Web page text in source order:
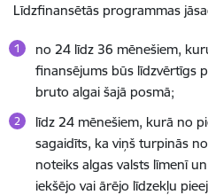
Līdzfinansētās programmas
no 24 līdz 36 mēnešiem,
finansējums būs līdzvērtīgs
bruto algai šajā posmā;
līdz 24 mēnešiem, kurā no
sagaidīts, ka viņš turpinās
noteiks algas valsts līmenī
iekšējo vai ārējo līdzekļu